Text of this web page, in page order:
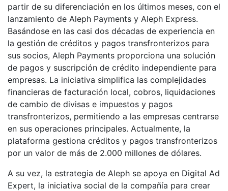
partir de su diferenciación en los últimos meses, con el
lanzamiento de Aleph Payments y Aleph Express.
Basándose en las casi dos décadas de experiencia en
la gestión de créditos y pagos transfronterizos para
sus socios, Aleph Payments proporciona una solución
de pagos y suscripción de crédito independiente para
empresas. La iniciativa simplifica las complejidades
financieras de facturación local, cobros, liquidaciones
de cambio de divisas e impuestos y pagos
transfronterizos, permitiendo a las empresas centrarse
en sus operaciones principales. Actualmente, la
plataforma gestiona créditos y pagos transfronterizos
por un valor de más de 2.000 millones de dólares.
A su vez, la estrategia de Aleph se apoya en Digital Ad
Expert, la iniciativa social de la compañía para crear